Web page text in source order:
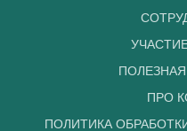
ПРО
ПОЛИТИКА